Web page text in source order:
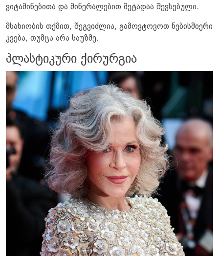
ვიტამინებითა და მინერალებით მეტადაა შევსებული.
მსახიობის თქმით, შეგვიძლია, გამოვტოვოთ ნებისმიერი
კვება, თუმცა არა საუზმე.
პლასტიკური ქირურგია